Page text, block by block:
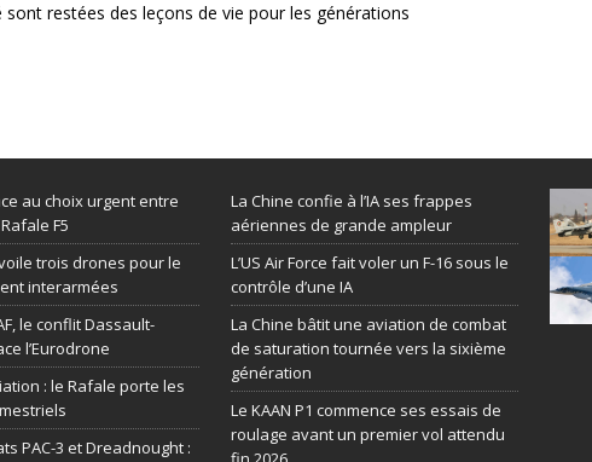
restées des leçons de vie pour les générations
au choix urgent entre
F5
trois drones pour le
interarmées
le conflit Dassault-
l’Eurodrone
: le Rafale porte les
PAC-3 et Dreadnought :
La Chine confie à l’IA ses frappes
aériennes de grande ampleur
L’US Air Force fait voler un F-16 sous le
contrôle d’une IA
La Chine bâtit une aviation de combat
de saturation tournée vers la sixième
génération
Le KAAN P1 commence ses essais de
roulage avant un premier vol attendu